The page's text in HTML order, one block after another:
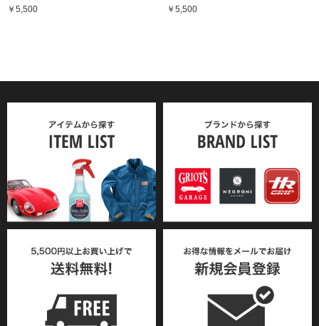
￥5,500
￥5,500